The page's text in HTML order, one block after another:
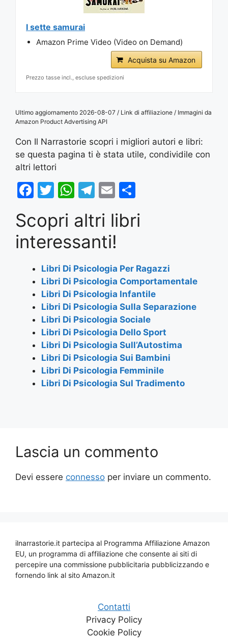
I sette samurai
Amazon Prime Video (Video on Demand)
Acquista su Amazon
Prezzo tasse incl., escluse spedizioni
Ultimo aggiornamento 2026-08-07 / Link di affiliazione / Immagini da
Amazon Product Advertising API
Con Il Narrastorie scopri i migliori autori e libri:
se questa pagina ti è stata utile, condividile con
altri lettori
F
c
e
b
o
o
k
T
itt
er
W
at
s
A
p
p
T
e
gr
a
m
E
ai
l
ar
Scopri altri libri
interessanti!
Libri Di Psicologia Per Ragazzi
Libri Di Psicologia Comportamentale
Libri Di Psicologia Infantile
Libri Di Psicologia Sulla Separazione
Libri Di Psicologia Sociale
Libri Di Psicologia Dello Sport
Libri Di Psicologia Sull’Autostima
Libri Di Psicologia Sui Bambini
Libri Di Psicologia Femminile
Libri Di Psicologia Sul Tradimento
Lascia un commento
Devi essere connesso per inviare un commento.
ilnarrastorie.it partecipa al Programma Affiliazione Amazon
EU, un programma di affiliazione che consente ai siti di
percepire una commissione pubblicitaria pubblicizzando e
fornendo link al sito Amazon.it
Contatti
Privacy Policy
Cookie Policy